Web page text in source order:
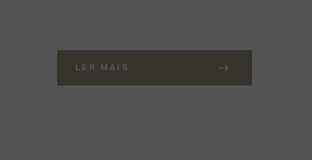
LER MAIS